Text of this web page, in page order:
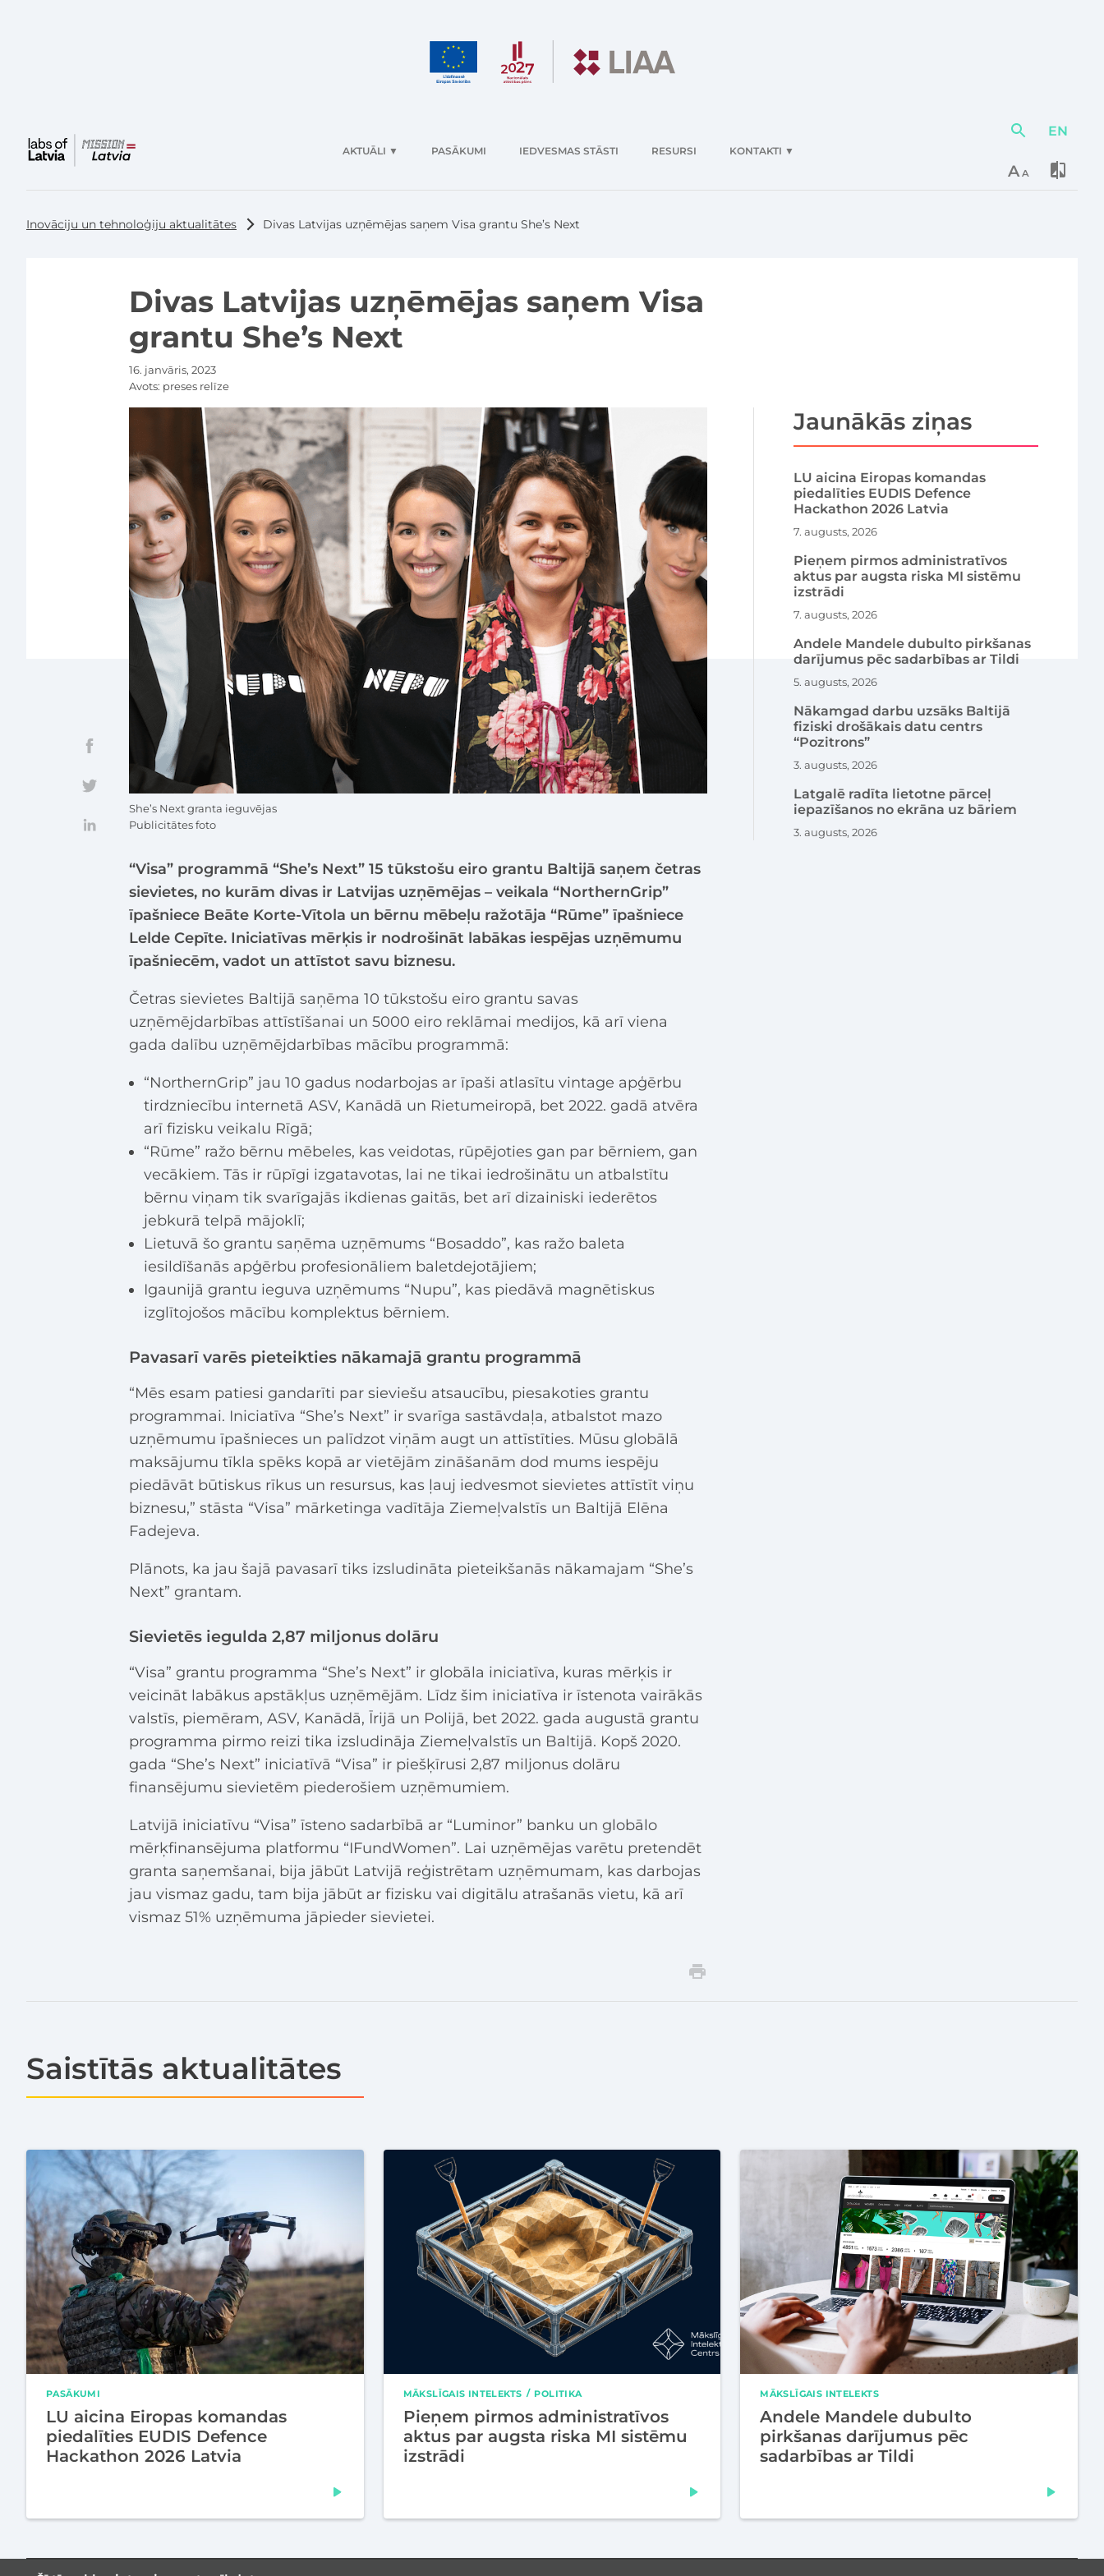
AKTUĀLI ▼ PASĀKUMI IEDVESMAS STĀSTI RESURSI KONTAKTI ▼
DarbībasEN
AA
Inovāciju un tehnoloģiju aktualitātes Divas Latvijas uzņēmējas saņem Visa grantu She’s Next
Divas Latvijas uzņēmējas saņem Visa
grantu She’s Next
16. janvāris, 2023
Avots: preses relīze
“Visa” programmā “She’s Next” 15 tūkstošu eiro grantu Baltijā saņem četras
sievietes, no kurām divas ir Latvijas uzņēmējas – veikala “NorthernGrip”
īpašniece Beāte Korte-Vītola un bērnu mēbeļu ražotāja “Rūme” īpašniece
Lelde Cepīte. Iniciatīvas mērķis ir nodrošināt labākas iespējas uzņēmumu
īpašniecēm, vadot un attīstot savu biznesu.
Četras sievietes Baltijā saņēma 10 tūkstošu eiro grantu savas
uzņēmējdarbības attīstīšanai un 5000 eiro reklāmai medijos, kā arī viena
gada dalību uzņēmējdarbības mācību programmā:
“NorthernGrip” jau 10 gadus nodarbojas ar īpaši atlasītu vintage apģērbu
tirdzniecību internetā ASV, Kanādā un Rietumeiropā, bet 2022. gadā atvēra
arī fizisku veikalu Rīgā;
“Rūme” ražo bērnu mēbeles, kas veidotas, rūpējoties gan par bērniem, gan
vecākiem. Tās ir rūpīgi izgatavotas, lai ne tikai iedrošinātu un atbalstītu
bērnu viņam tik svarīgajās ikdienas gaitās, bet arī dizainiski iederētos
jebkurā telpā mājoklī;
Lietuvā šo grantu saņēma uzņēmums “Bosaddo”, kas ražo baleta
iesildīšanās apģērbu profesionāliem baletdejotājiem;
Igaunijā grantu ieguva uzņēmums “Nupu”, kas piedāvā magnētiskus
izglītojošos mācību komplektus bērniem.
Pavasarī varēs pieteikties nākamajā grantu programmā
“Mēs esam patiesi gandarīti par sieviešu atsaucību, piesakoties grantu
programmai. Iniciatīva “She’s Next” ir svarīga sastāvdaļa, atbalstot mazo
uzņēmumu īpašnieces un palīdzot viņām augt un attīstīties. Mūsu globālā
maksājumu tīkla spēks kopā ar vietējām zināšanām dod mums iespēju
piedāvāt būtiskus rīkus un resursus, kas ļauj iedvesmot sievietes attīstīt viņu
biznesu,” stāsta “Visa” mārketinga vadītāja Ziemeļvalstīs un Baltijā Elēna
Fadejeva.
Plānots, ka jau šajā pavasarī tiks izsludināta pieteikšanās nākamajam “She’s
Next” grantam.
Sievietēs iegulda 2,87 miljonus dolāru
“Visa” grantu programma “She’s Next” ir globāla iniciatīva, kuras mērķis ir
veicināt labākus apstākļus uzņēmējām. Līdz šim iniciatīva ir īstenota vairākās
valstīs, piemēram, ASV, Kanādā, Īrijā un Polijā, bet 2022. gada augustā grantu
programma pirmo reizi tika izsludināja Ziemeļvalstīs un Baltijā. Kopš 2020.
gada “She’s Next” iniciatīvā “Visa” ir piešķīrusi 2,87 miljonus dolāru
finansējumu sievietēm piederošiem uzņēmumiem.
Latvijā iniciatīvu “Visa” īsteno sadarbībā ar “Luminor” banku un globālo
mērķfinansējuma platformu “IFundWomen”. Lai uzņēmējas varētu pretendēt
granta saņemšanai, bija jābūt Latvijā reģistrētam uzņēmumam, kas darbojas
jau vismaz gadu, tam bija jābūt ar fizisku vai digitālu atrašanās vietu, kā arī
vismaz 51% uzņēmuma jāpieder sievietei.
Jaunākās ziņas
LU aicina Eiropas komandas
piedalīties EUDIS Defence
Hackathon 2026 Latvia
7. augusts, 2026
Pieņem pirmos administratīvos
aktus par augsta riska MI sistēmu
izstrādi
7. augusts, 2026
Andele Mandele dubulto pirkšanas
darījumus pēc sadarbības ar Tildi
5. augusts, 2026
Nākamgad darbu uzsāks Baltijā
fiziski drošākais datu centrs
“Pozitrons”
3. augusts, 2026
Latgalē radīta lietotne pārceļ
iepazīšanos no ekrāna uz bāriem
3. augusts, 2026
She’s Next granta ieguvējas
Publicitātes foto
Saistītās aktualitātes
PASĀKUMI
LU aicina Eiropas komandas
piedalīties EUDIS Defence
Hackathon 2026 Latvia
MĀKSLĪGAIS INTELEKTS POLITIKA
Pieņem pirmos administratīvos
aktus par augsta riska MI sistēmu
izstrādi
MĀKSLĪGAIS INTELEKTS
Andele Mandele dubulto
pirkšanas darījumus pēc
sadarbības ar Tildi